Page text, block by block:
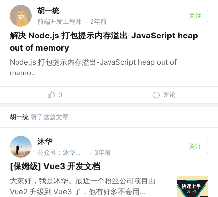
胡一统
前端开发工程师 · 2年前
关注
解决 Node.js 打包提示内存溢出-JavaScript heap
out of memory
Node.js 打包提示内存溢出-JavaScript heap out of
memo...
0 评论
胡一统 赞了这篇文章
沐华
公众号：沐华说技术 @全干工程师 · 3年前
关注
[保姆级] Vue3 开发文档
大家好，我是沐华。最近一个粉丝公司项目由
Vue2 升级到 Vue3 了，他有好多不会用...